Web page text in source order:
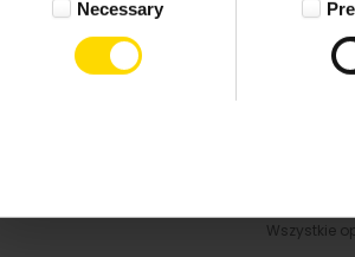
Necessary
Wszystkie